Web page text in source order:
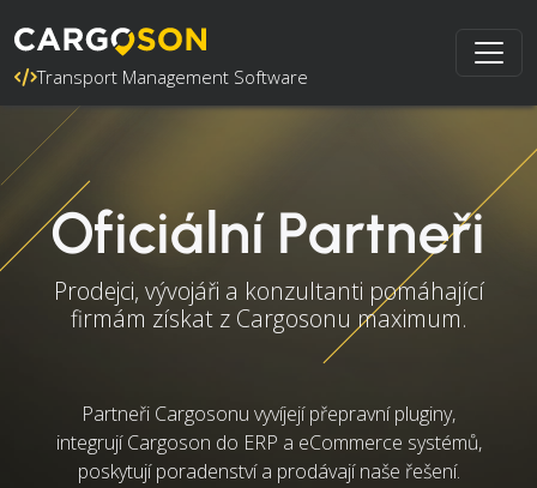
Transport Management Software
Oficiální Partneři
Prodejci, vývojáři a konzultanti pomáhající
firmám získat z Cargosonu maximum.
Partneři Cargosonu vyvíjejí přepravní pluginy,
integrují Cargoson do ERP a eCommerce systémů,
poskytují poradenství a prodávají naše řešení.